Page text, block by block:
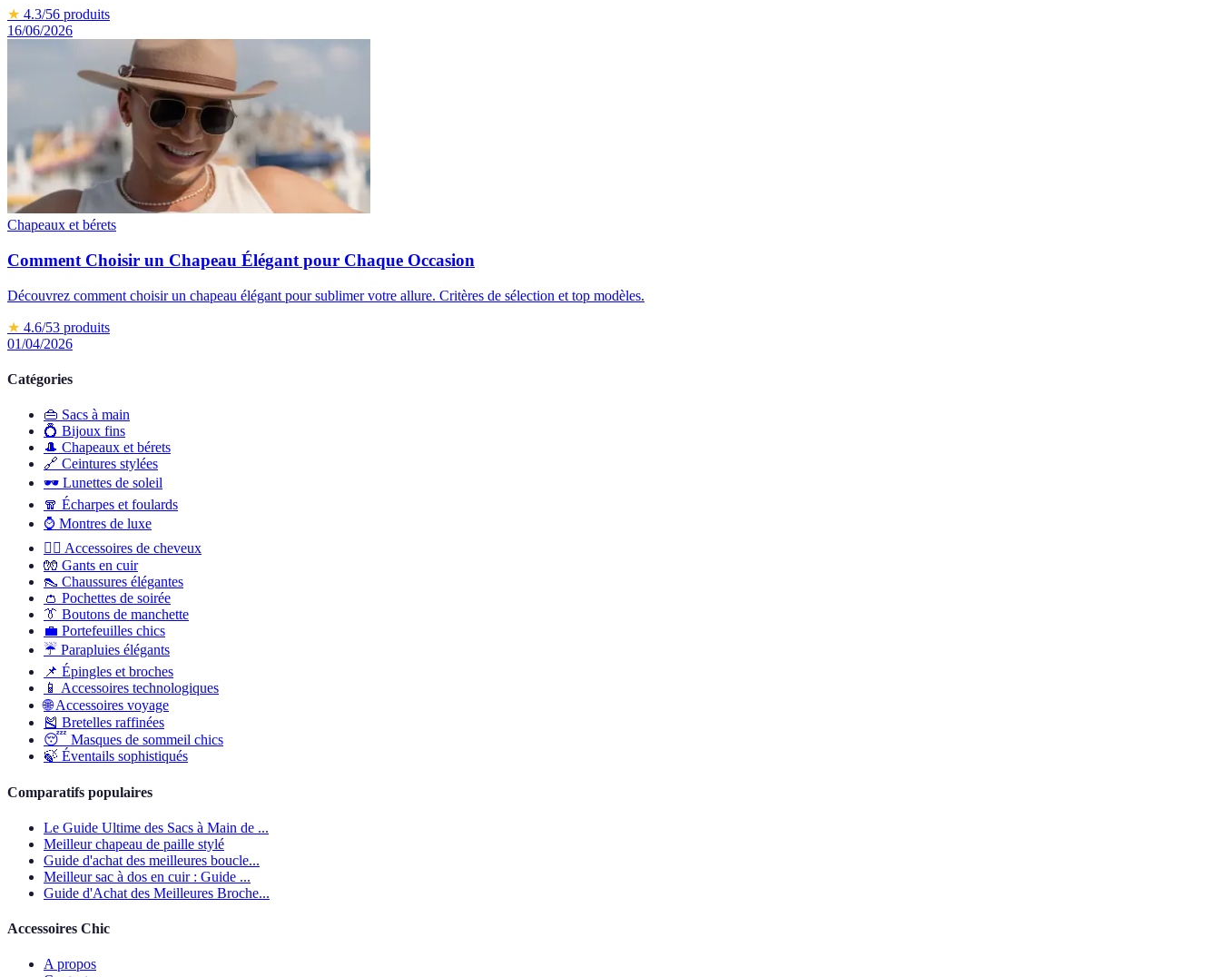
★ 4.3/56 produits
16/06/2026
Chapeaux et bérets
Comment Choisir un Chapeau Élégant pour Chaque Occasion
Découvrez comment choisir un chapeau élégant pour sublimer votre allure. Critères de sélection et top modèles.
★ 4.6/53 produits
01/04/2026
Catégories
👜 Sacs à main
💍 Bijoux fins
🎩 Chapeaux et bérets
🔗 Ceintures stylées
🕶️ Lunettes de soleil
🧣 Écharpes et foulards
⌚ Montres de luxe
💇‍♀️ Accessoires de cheveux
🧤 Gants en cuir
👠 Chaussures élégantes
👛 Pochettes de soirée
👔 Boutons de manchette
💼 Portefeuilles chics
☔ Parapluies élégants
📌 Épingles et broches
📱 Accessoires technologiques
🌐 Accessoires voyage
🎽 Bretelles raffinées
😴 Masques de sommeil chics
🍃 Éventails sophistiqués
Comparatifs populaires
Le Guide Ultime des Sacs à Main de ...
Meilleur chapeau de paille stylé
Guide d'achat des meilleures boucle...
Meilleur sac à dos en cuir : Guide ...
Guide d'Achat des Meilleures Broche...
Accessoires Chic
A propos